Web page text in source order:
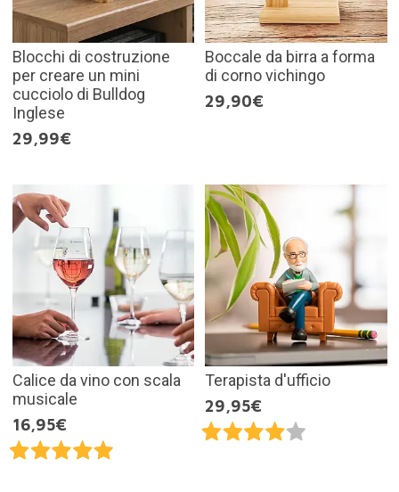
Blocchi di costruzione
per creare un mini
cucciolo di Bulldog
Inglese
29,99€
Boccale da birra a forma
di corno vichingo
29,90€
Calice da vino con scala
musicale
16,95€
Terapista d'ufficio
29,95€